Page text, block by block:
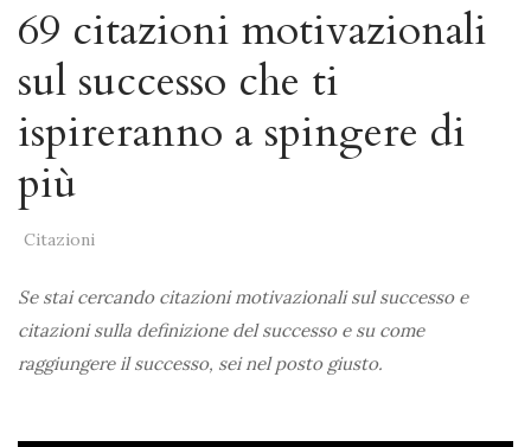
69 citazioni motivazionali
sul successo che ti
ispireranno a spingere di
più
Citazioni
Se stai cercando citazioni motivazionali sul successo e
citazioni sulla definizione del successo e su come
raggiungere il successo, sei nel posto giusto.